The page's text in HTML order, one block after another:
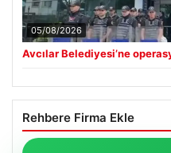
05/08/2026
Avcılar Belediyesi’ne
Rehbere Firma Ekle